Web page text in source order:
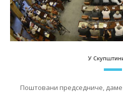
У
Поштовани председниче,